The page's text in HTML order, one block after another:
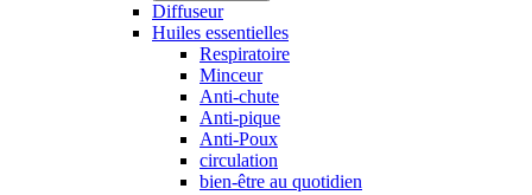
Diffuseur
Huiles essentielles
Respiratoire
Minceur
Anti-chute
Anti-pique
Anti-Poux
circulation
bien-être au quotidien